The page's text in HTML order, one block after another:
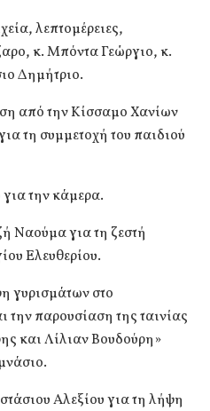
λεπτομέρειες,
κ. Μπόντα Γεώργιο, κ.
Δημήτριο.
από την Κίσσαμο Χανίων
τη συμμετοχή του παιδιού
την κάμερα.
Ναούμα για τη ζεστή
Ελευθερίου.
γυρισμάτων στο
την παρουσίαση της ταινίας
και Λίλιαν Βουδούρη»
Αλεξίου για τη λήψη